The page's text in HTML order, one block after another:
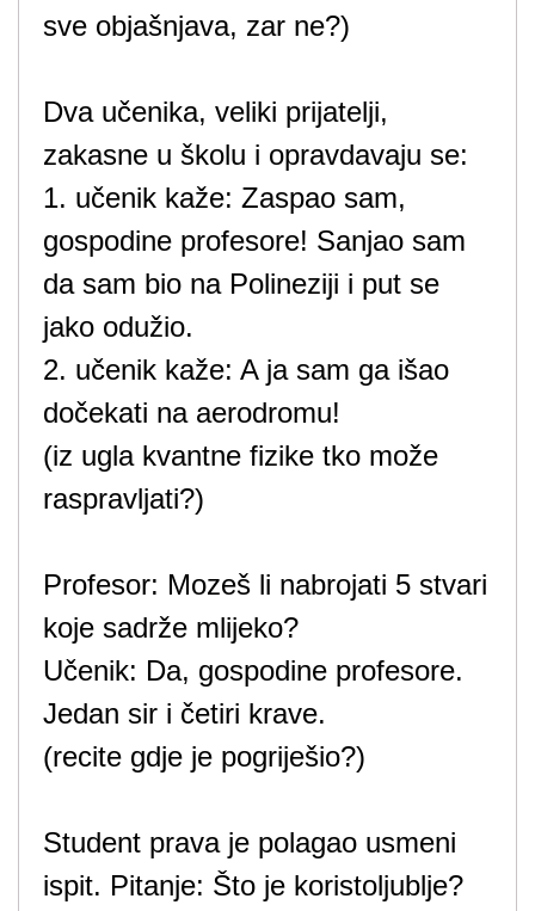
sve objašnjava, zar ne?)
Dva učenika, veliki prijatelji,
zakasne u školu i opravdavaju se:
1. učenik kaže: Zaspao sam,
gospodine profesore! Sanjao sam
da sam bio na Polineziji i put se
jako odužio.
2. učenik kaže: A ja sam ga išao
dočekati na aerodromu!
(iz ugla kvantne fizike tko može
raspravljati?)
Profesor: Mozeš li nabrojati 5 stvari
koje sadrže mlijeko?
Učenik: Da, gospodine profesore.
Jedan sir i četiri krave.
(recite gdje je pogriješio?)
Student prava je polagao usmeni
ispit. Pitanje: Što je koristoljublje?